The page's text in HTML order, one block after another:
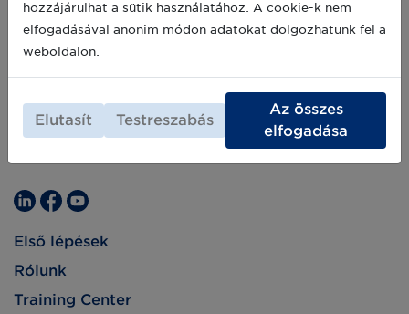
Első lépések
Rólunk
Training Center
hozzájárulhat a sütik használatához. A cookie-k nem
elfogadásával anonim módon adatokat dolgozhatunk fel a
weboldalon.
Elutasít Testreszabás
Az összes
elfogadása